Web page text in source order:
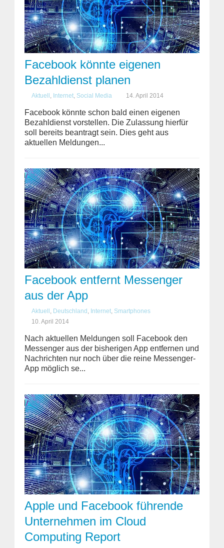
Facebook könnte eigenen
Bezahldienst planen
Aktuell , Internet, Social Media 14. April 2014
Facebook könnte schon bald einen eigenen
Bezahldienst vorstellen. Die Zulassung hierfür
soll bereits beantragt sein. Dies geht aus
aktuellen Meldungen...
Facebook entfernt Messenger
aus der App
Aktuell , Deutschland , Internet, Smartphones
10. April 2014
Nach aktuellen Meldungen soll Facebook den
Messenger aus der bisherigen App entfernen und
Nachrichten nur noch über die reine Messenger-
App möglich se...
Apple und Facebook führende
Unternehmen im Cloud
Computing Report